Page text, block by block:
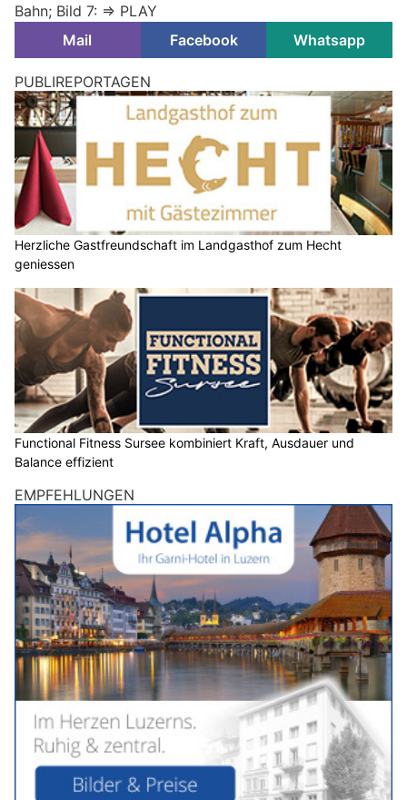
Bahn; Bild 7: => PLAY
Mail
Facebook Whatsapp
PUBLIREPORTAGEN
Herzliche Gastfreundschaft im Landgasthof zum Hecht
geniessen
Functional Fitness Sursee kombiniert Kraft, Ausdauer und
Balance effizient
EMPFEHLUNGEN